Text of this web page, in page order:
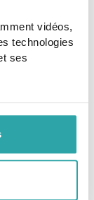
vidéos,
technologies
ses
du bâti